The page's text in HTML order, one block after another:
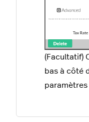
(Facultatif)
bas à côté
paramètres